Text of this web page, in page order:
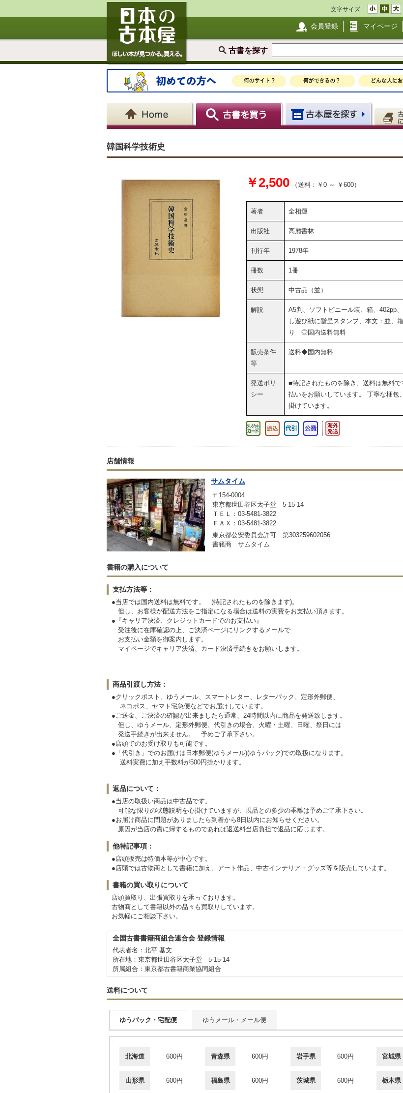
文字サイズ
会員登録 マイページ
古書を探す
韓国科学技術史
￥2,500 （送料：￥0 ～ ￥600）
著者 全相運
出版社 高麗書林
刊行年 1978年
冊数 1冊
状態 中古品（並）
解説
A5判、ソフトビニール装、箱、402pp
し遊び紙に贈呈スタンプ、本文：並、
り ◎国内送料無料
販売条件
等
送料◆国内無料
発送ポリ
シー
■特記されたものを除き、送料は無料
払いをお願いしています。 丁寧な梱包
掛けています。
店舗情報
サムタイム
〒154-0004
東京都世田谷区太子堂 5-15-14
ＴＥＬ：03-5481-3822
ＦＡＸ：03-5481-3822
東京都公安委員会許可 第303259602056
書籍商 サムタイム
書籍の購入について
支払方法等：
●当店では国内送料は無料です。 (特記されたものを除きます)。
但し、お客様が配送方法をご指定になる場合は送料の実費をお支払い頂きます。
●『キャリア決済、クレジットカードでのお支払い』
受注後に在庫確認の上、ご決済ページにリンクするメールで
お支払い金額を御案内します。
マイページでキャリア決済、カード決済手続きをお願いします。
商品引渡し方法：
●クリックポスト、ゆうメール、スマートレター、レターパック、定形外郵便、
ネコポス、ヤマト宅急便などでお届けしています。
●ご送金、ご決済の確認が出来ましたら通常、24時間以内に商品を発送致します。
但し、ゆうメール、定形外郵便、代引きの場合、火曜・土曜、日曜、祭日には
発送手続きが出来ません。 予めご了承下さい。
●店頭でのお受け取りも可能です。
●「代引き」でのお届けは日本郵便(ゆうメール)(ゆうパック)での取扱になります。
送料実費に加え手数料が500円掛かります。
返品について：
●当店の取扱い商品は中古品です。
可能な限りの状態説明を心掛けていますが、現品との多少の乖離は予めご了承下さい。
●お届け商品に問題がありましたら到着から8日以内にお知らせください。
原因が当店の責に帰するものであれば返送料当店負担で返品に応じます。
他特記事項：
●店頭販売は特価本等が中心です。
●店頭では古物商として書籍に加え、アート作品、中古インテリア・グッズ等を販売しています。
書籍の買い取りについて
店頭買取り、出張買取りを承っております。
古物商として書籍以外の品々も買取りしています。
お気軽にご相談下さい。
全国古書書籍商組合連合会 登録情報
代表者名：北平 基文
所在地：東京都世田谷区太子堂 5-15-14
所属組合：東京都古書籍商業協同組合
送料について
ゆうパック・宅配便 ゆうメール・メール便
北海道 600円 青森県 600円 岩手県 600円 宮城県
山形県 600円 福島県 600円 茨城県 600円 栃木県